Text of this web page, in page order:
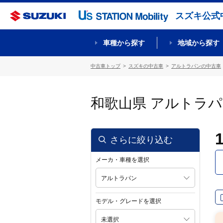
スズキ公式
車種から探す 地域から探す
中古車トップ スズキの中古車 アルトラパンの中古車
和歌山県 アルトラ
さらに絞り込む
メーカ・車種を選択
アルトラパン
モデル・グレードを選択
未選択